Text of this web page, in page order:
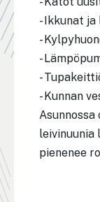
- Ikkunat
-
-
-
- Kunnan
leivinuunia
pienenee